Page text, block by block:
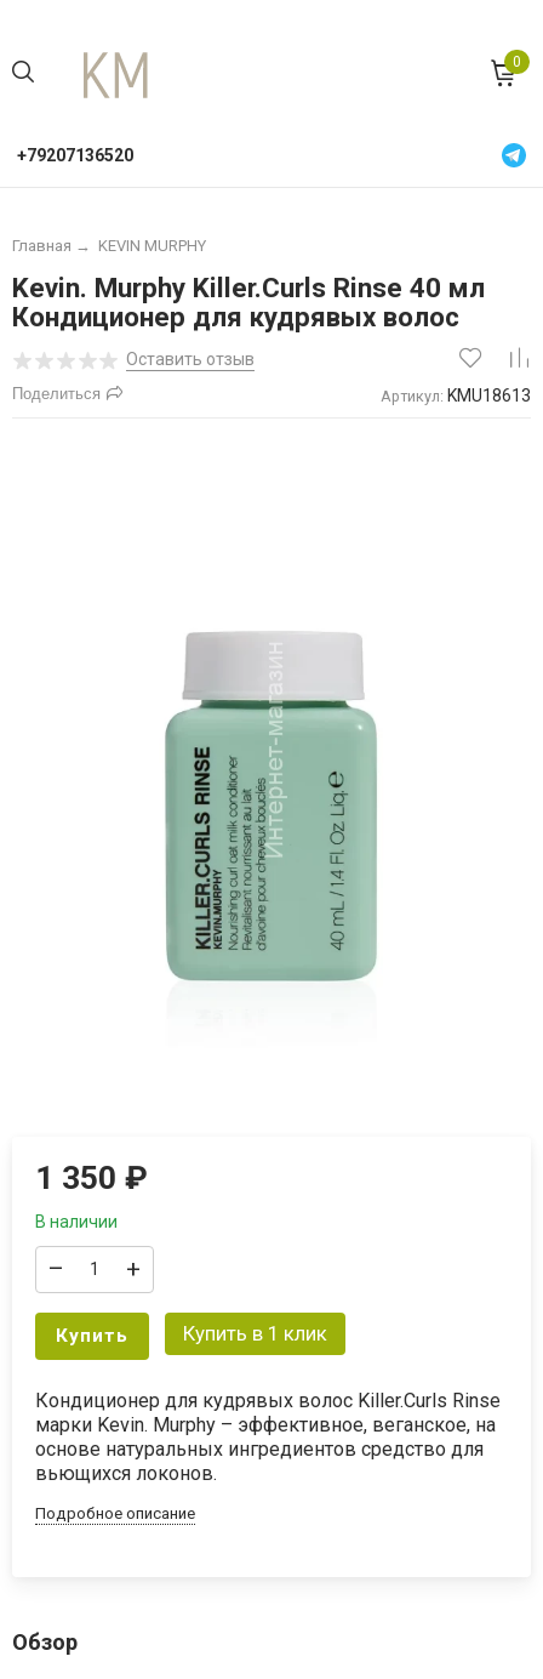
0
+79207136520
Главная → KEVIN MURPHY
Kevin. Murphy Killer.Curls Rinse 40 мл
Кондиционер для кудрявых волос
Оставить отзыв
Поделиться Артикул: KMU18613
1 350₽
В наличии
– +
Купить Купить в 1 клик
Кондиционер для кудрявых волос Killer.Curls Rinse
марки Kevin. Murphy – эффективное, веганское, на
основе натуральных ингредиентов средство для
вьющихся локонов.
Подробное описание
Обзор